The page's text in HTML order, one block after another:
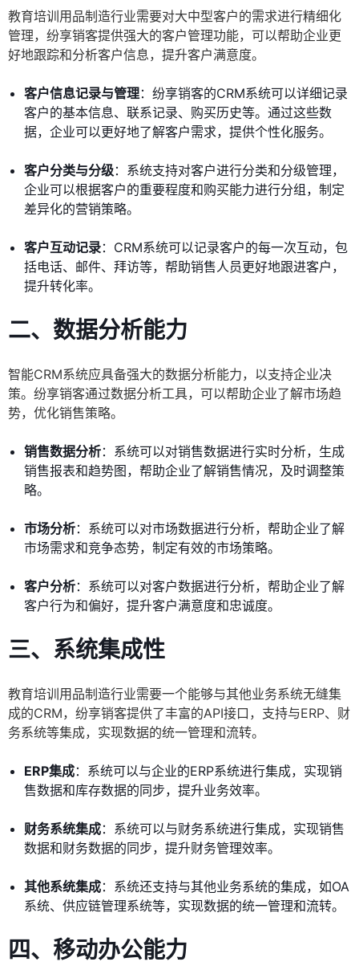
教育培训用品制造行业需要对大中型客户的需求进行精细化
管理，纷享销客提供强大的客户管理功能，可以帮助企业更
好地跟踪和分析客户信息，提升客户满意度。
客户信息记录与管理：纷享销客的CRM系统可以详细记录
客户的基本信息、联系记录、购买历史等。通过这些数
据，企业可以更好地了解客户需求，提供个性化服务。
客户分类与分级：系统支持对客户进行分类和分级管理，
企业可以根据客户的重要程度和购买能力进行分组，制定
差异化的营销策略。
客户互动记录：CRM系统可以记录客户的每一次互动，包
括电话、邮件、拜访等，帮助销售人员更好地跟进客户，
提升转化率。
二、 数据分析能力
智能CRM系统应具备强大的数据分析能力，以支持企业决
策。纷享销客通过数据分析工具，可以帮助企业了解市场趋
势，优化销售策略。
销售数据分析：系统可以对销售数据进行实时分析，生成
销售报表和趋势图，帮助企业了解销售情况，及时调整策
略。
市场分析：系统可以对市场数据进行分析，帮助企业了解
市场需求和竞争态势，制定有效的市场策略。
客户分析：系统可以对客户数据进行分析，帮助企业了解
客户行为和偏好，提升客户满意度和忠诚度。
三、 系统集成性
教育培训用品制造行业需要一个能够与其他业务系统无缝集
成的CRM，纷享销客提供了丰富的API接口，支持与ERP、财
务系统等集成，实现数据的统一管理和流转。
ERP集成：系统可以与企业的ERP系统进行集成，实现销
售数据和库存数据的同步，提升业务效率。
财务系统集成：系统可以与财务系统进行集成，实现销售
数据和财务数据的同步，提升财务管理效率。
其他系统集成：系统还支持与其他业务系统的集成，如OA
系统、供应链管理系统等，实现数据的统一管理和流转。
四、 移动办公能力